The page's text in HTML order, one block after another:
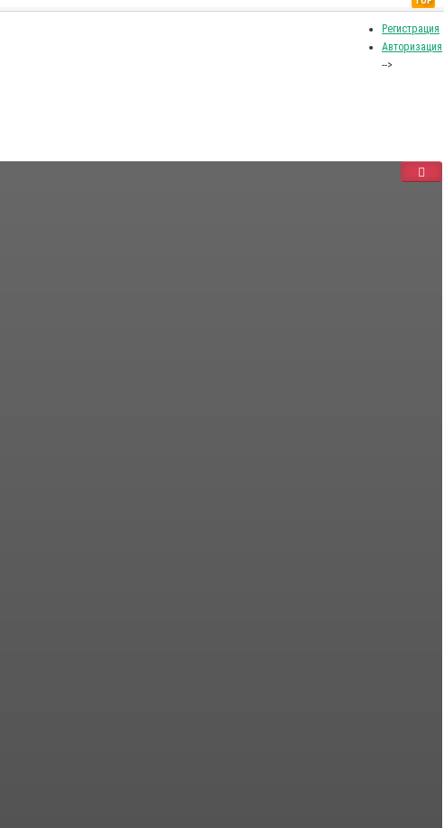
Регистрация
Авторизация
-->